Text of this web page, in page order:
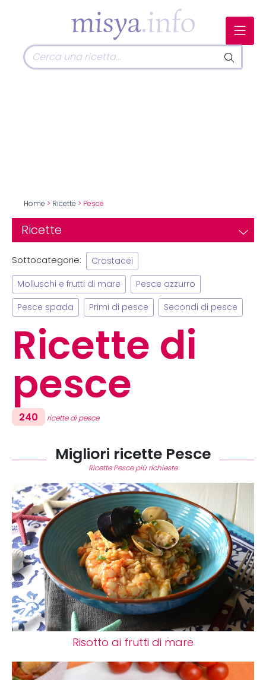
Home > Ricette > Pesce
Ricette
Sottocategorie: Crostacei
Molluschi e frutti di mare Pesce azzurro
Pesce spada Primi di pesce Secondi di pesce
Ricette di
pesce
240 ricette di pesce
Migliori ricette Pesce
Ricette Pesce più richieste
Risotto ai frutti di mare